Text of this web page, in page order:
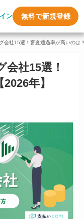
ン 無料で新規登録
会社15選！審査通過率が高いのは
社15選！
年】